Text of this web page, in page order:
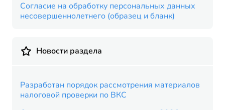
Согласие на обработку персональных данных
несовершеннолетнего (образец и бланк)
Новости раздела
Разработан порядок рассмотрения материалов
налоговой проверки по ВКС